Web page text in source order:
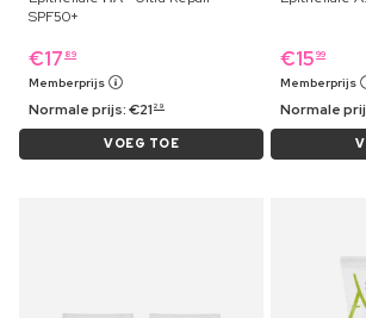
SPF50+
€17 89
Memberprijs
Normale prijs:€21 29
VOEG TOE
€15 99
Memberprijs
Normale